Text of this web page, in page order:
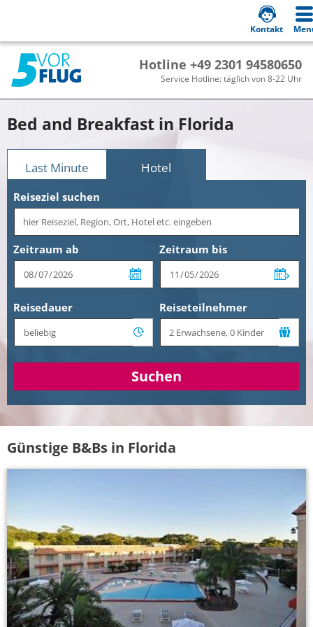
Hotline +49 2301 94580650
Service Hotline: täglich von 8-22 Uhr
Kontakt
Bed and Breakfast in Florida
Last Minute Hotel
Reiseziel suchen
Zeitraum ab Zeitraum bis
Reisedauer Reiseteilnehmer
Suchen
Günstige B&Bs in Florida